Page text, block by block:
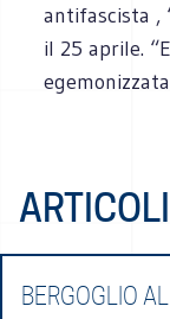
antifascista ,
il 25 aprile.
BERGOGLIO